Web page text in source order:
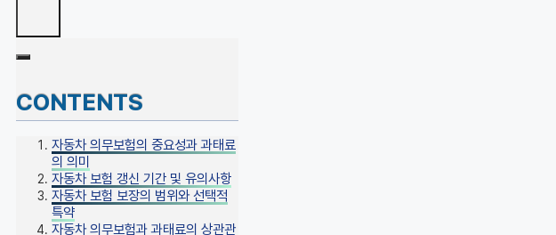
CONTENTS
자동차 의무보험의 중요성과 과태료
의 의미
자동차 보험 갱신 기간 및 유의사항
자동차 보험 보장의 범위와 선택적
특약
자동차 의무보험과 과태료의 상관관